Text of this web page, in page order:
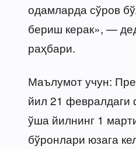
одамларда сўров
бериш керак», —
раҳбари.
Маълумот учун:
йил 21
ўша йилнинг 1
бўронлари юзага